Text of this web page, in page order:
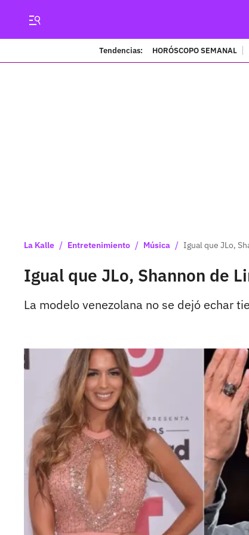
Tendencias: HORÓSCOPO SEMANAL
La Kalle / Entretenimiento / Música / Igual que JLo,
Igual que JLo, Shannon de
La modelo venezolana no se dejó echar